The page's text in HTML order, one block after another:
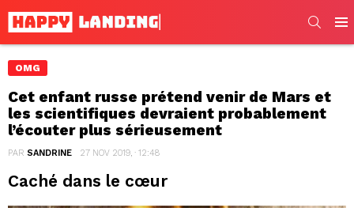
OMG
Cet enfant russe prétend venir de Mars et
les scientifiques devraient probablement
l’écouter plus sérieusement
PAR SANDRINE 27 NOV 2019, · 12:48
Caché dans le cœur